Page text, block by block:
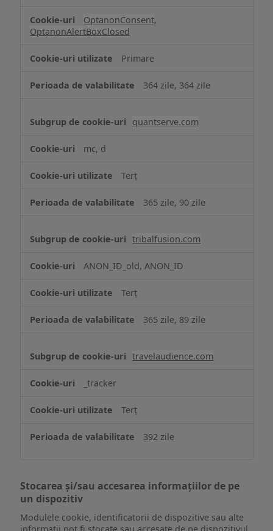
OptanonConsent,
OptanonAlertBoxClosed
Primare
364 zile, 364 zile
quantserve.com
mc, d
Terț
365 zile, 90 zile
tribalfusion.com
ANON_ID_old, ANON_ID
Terț
365 zile, 89 zile
travelaudience.com
_tracker
Terț
392 zile
Stocarea și/sau accesarea informațiilor de pe
un dispozitiv
Modulele cookie, identificatorii de dispozitive sau alte